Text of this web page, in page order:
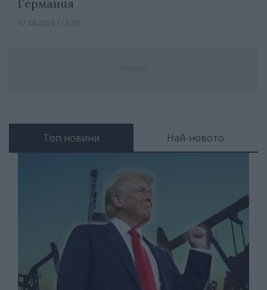
Германия
07.08.2026 / 12:30
Топ новини Най-новото